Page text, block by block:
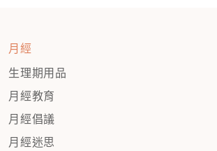
月經
生理期用品
月經教育
月經倡議
月經迷思